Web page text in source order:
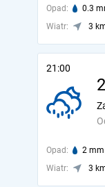
Opad: 0.3
Wiatr:
3
21:00
Opad: 2 mm
Wiatr:
3